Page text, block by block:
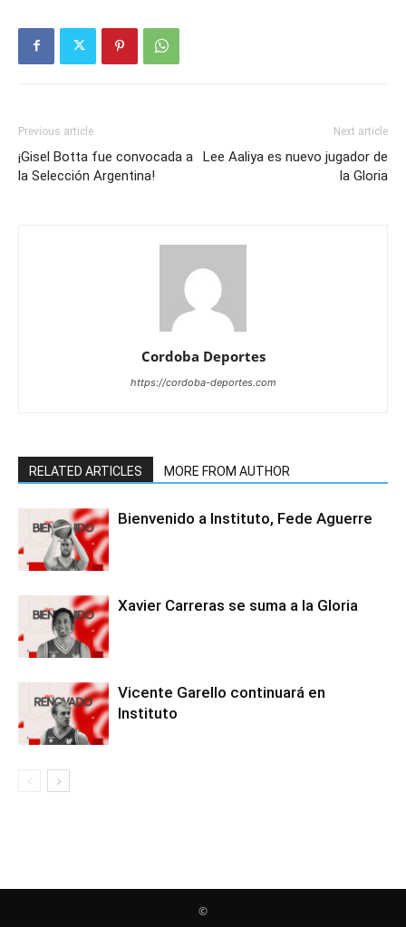
Previous article
¡Gisel Botta fue convocada a
la Selección Argentina!
Next article
Lee Aaliya es nuevo jugador de
la Gloria
Cordoba Deportes
https://cordoba-deportes.com
RELATED ARTICLES MORE FROM AUTHOR
Bienvenido a Instituto, Fede Aguerre
Xavier Carreras se suma a la Gloria
Vicente Garello continuará en
Instituto
©